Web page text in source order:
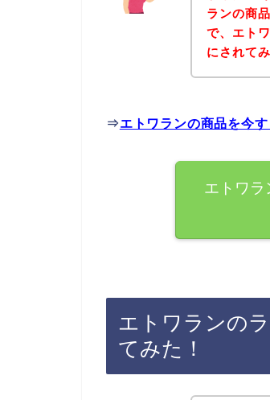
ランの商
で、エト
にされて
⇒エトワランの商品を今
エトワラ
エトワランの
てみた！